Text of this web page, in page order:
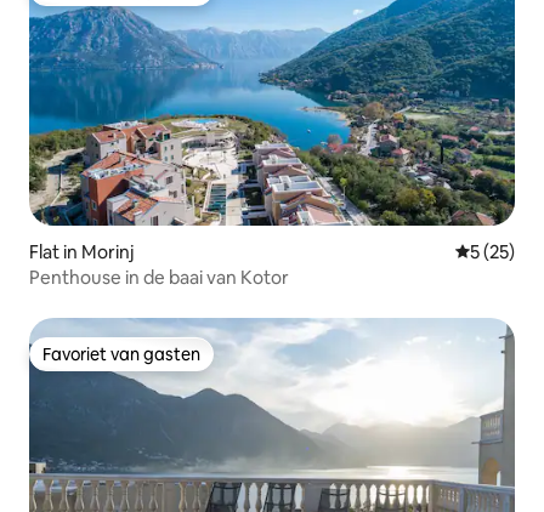
Flat in Morinj
5 (25)
Penthouse in de baai van Kotor
Favoriet van gasten
Favoriet van gasten